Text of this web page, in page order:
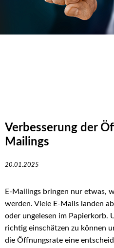
Verbesserung der
Mailings
20.01.2025
E-Mailings bringen nur etwas,
werden. Viele E-Mails landen
oder ungelesen im Papierkorb.
richtig einschätzen zu können
die Öffnungsrate eine